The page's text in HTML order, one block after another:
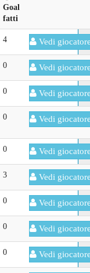
Goal
fatti
4 Vedi
0 Vedi
0 Vedi
0 Vedi
0 Vedi
3 Vedi
0 Vedi
0 Vedi
0 Vedi